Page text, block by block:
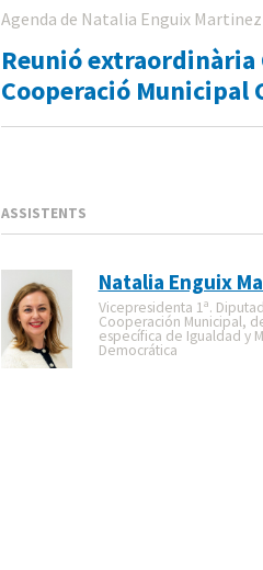
Agenda de Natalia Enguix Martinez
Reunió extraordinària
Cooperació Municipal
ASSISTENTS
Natalia Enguix
Vicepresidenta 1ª.
Cooperación Municipal,
específica de Igualdad y
Democrática